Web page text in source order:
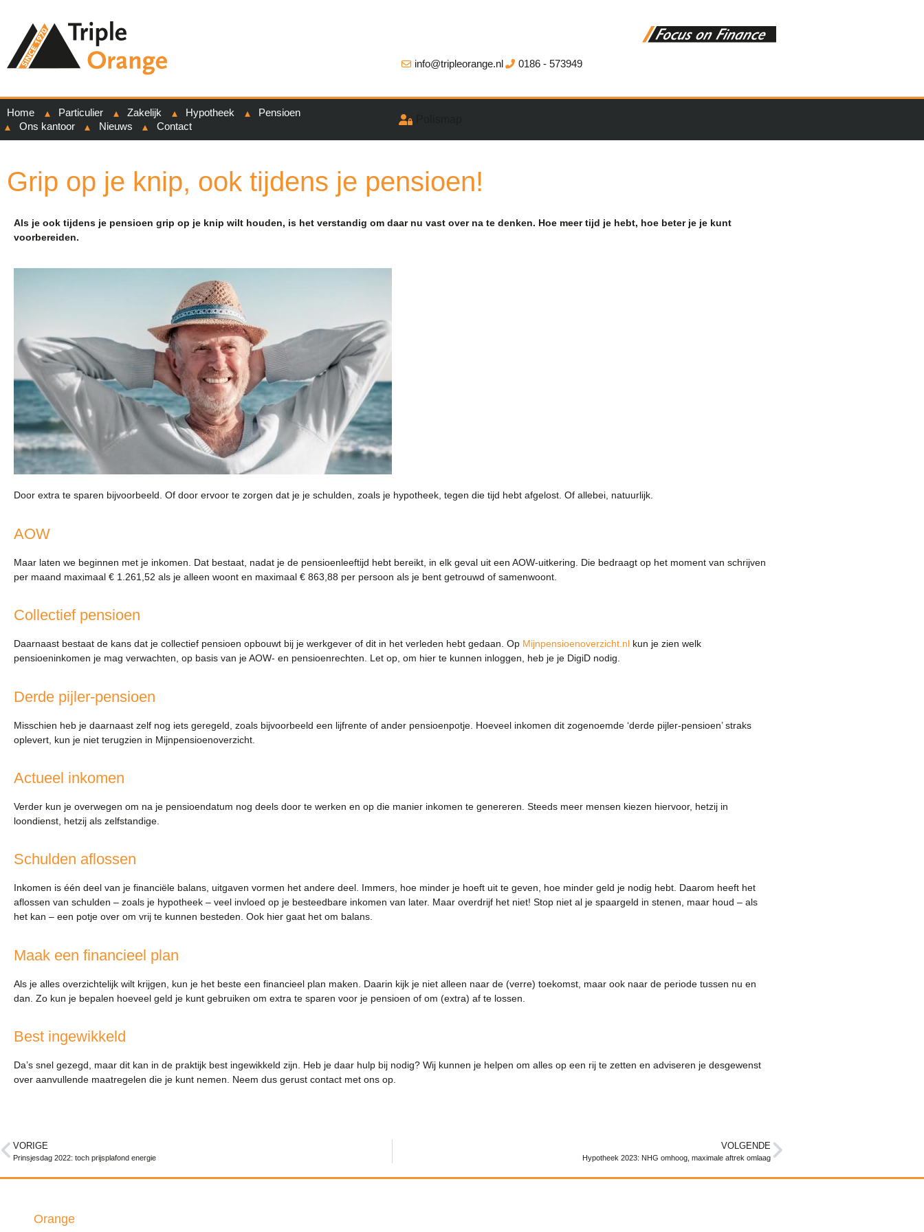
info@tripleorange.nl 0186 - 573949
Home Particulier Zakelijk Hypotheek
Pensioen
Ons kantoor
Nieuws Contact
Grip op je knip, ook tijdens je pensioen!
Als je ook tijdens je pensioen grip op je knip wilt houden, is het verstandig om daar nu vast over na te denken. Hoe meer tijd je hebt, hoe beter je je kunt
voorbereiden.
Door extra te sparen bijvoorbeeld. Of door ervoor te zorgen dat je je schulden, zoals je hypotheek, tegen die tijd hebt afgelost. Of allebei, natuurlijk.
AOW
Maar laten we beginnen met je inkomen. Dat bestaat, nadat je de pensioenleeftijd hebt bereikt, in elk geval uit een AOW-uitkering. Die bedraagt op het moment van schrijven
per maand maximaal € 1.261,52 als je alleen woont en maximaal € 863,88 per persoon als je bent getrouwd of samenwoont.
Collectief pensioen
Daarnaast bestaat de kans dat je collectief pensioen opbouwt bij je werkgever of dit in het verleden hebt gedaan. Op Mijnpensioenoverzicht.nl kun je zien welk
pensioeninkomen je mag verwachten, op basis van je AOW- en pensioenrechten. Let op, om hier te kunnen inloggen, heb je je DigiD nodig.
Derde pijler-pensioen
Misschien heb je daarnaast zelf nog iets geregeld, zoals bijvoorbeeld een lijfrente of ander pensioenpotje. Hoeveel inkomen dit zogenoemde ‘derde pijler-pensioen’ straks
oplevert, kun je niet terugzien in Mijnpensioenoverzicht.
Actueel inkomen
Verder kun je overwegen om na je pensioendatum nog deels door te werken en op die manier inkomen te genereren. Steeds meer mensen kiezen hiervoor, hetzij in
loondienst, hetzij als zelfstandige.
Schulden aflossen
Inkomen is één deel van je financiële balans, uitgaven vormen het andere deel. Immers, hoe minder je hoeft uit te geven, hoe minder geld je nodig hebt. Daarom heeft het
aflossen van schulden – zoals je hypotheek – veel invloed op je besteedbare inkomen van later. Maar overdrijf het niet! Stop niet al je spaargeld in stenen, maar houd – als
het kan – een potje over om vrij te kunnen besteden. Ook hier gaat het om balans.
Maak een financieel plan
Als je alles overzichtelijk wilt krijgen, kun je het beste een financieel plan maken. Daarin kijk je niet alleen naar de (verre) toekomst, maar ook naar de periode tussen nu en
dan. Zo kun je bepalen hoeveel geld je kunt gebruiken om extra te sparen voor je pensioen of om (extra) af te lossen.
Best ingewikkeld
Da’s snel gezegd, maar dit kan in de praktijk best ingewikkeld zijn. Heb je daar hulp bij nodig? Wij kunnen je helpen om alles op een rij te zetten en adviseren je desgewenst
over aanvullende maatregelen die je kunt nemen. Neem dus gerust contact met ons op.
VORIGE
Prinsjesdag 2022: toch prijsplafond energie
VOLGENDE
Hypotheek 2023: NHG omhoog, maximale aftrek omlaag
Orange